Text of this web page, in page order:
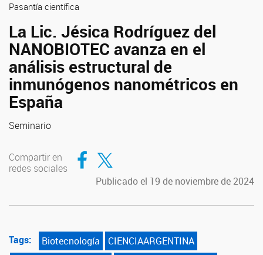
Pasantía científica
La Lic. Jésica Rodríguez del
NANOBIOTEC avanza en el
análisis estructural de
inmunógenos nanométricos en
España
Seminario
Compartir en
redes sociales
Compartir en Facebook
Compartir en Twitter
Publicado el 19 de noviembre de 2024
Tags: Biotecnología
CIENCIAARGENTINA